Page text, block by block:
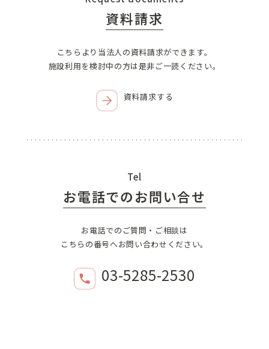
資料請求
こちらより当法人の資料請求ができます。
施設利用を検討中の方は是非ご一読ください。
資料請求する
Tel
お電話でのお問い合せ
お電話でのご質問・ご相談は
こちらの番号へお問い合わせください。
03-5285-2530